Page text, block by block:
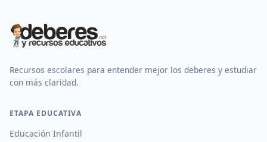
Recursos escolares para entender mejor los deberes y estudiar
con más claridad.
ETAPA EDUCATIVA
Educación Infantil